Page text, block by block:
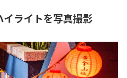
ライトを写真撮影